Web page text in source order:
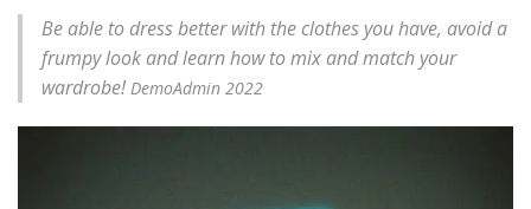
Be able to dress better with the clothes you have, avoid a
frumpy look and learn how to mix and match your
wardrobe! DemoAdmin 2022